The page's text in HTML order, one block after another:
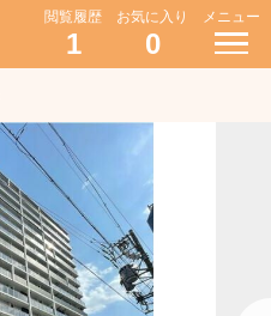
閲覧履歴
1
お気に入り
0
メニュー